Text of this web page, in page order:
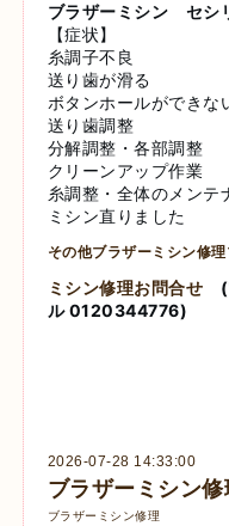
ブラザーミシン セシ
【症状】
糸調子不良
送り歯が滑る
ボタンホールができな
送り歯調整
分解調整・各部調整
クリーンアップ作業
糸調整・全体のメンテ
ミシン直りました
その他ブラザーミシン修
ミシン修理お問合せ
ル 0120344776)
2026-07-28 14:33:00
ブラザーミシン
ブラザーミシン修理